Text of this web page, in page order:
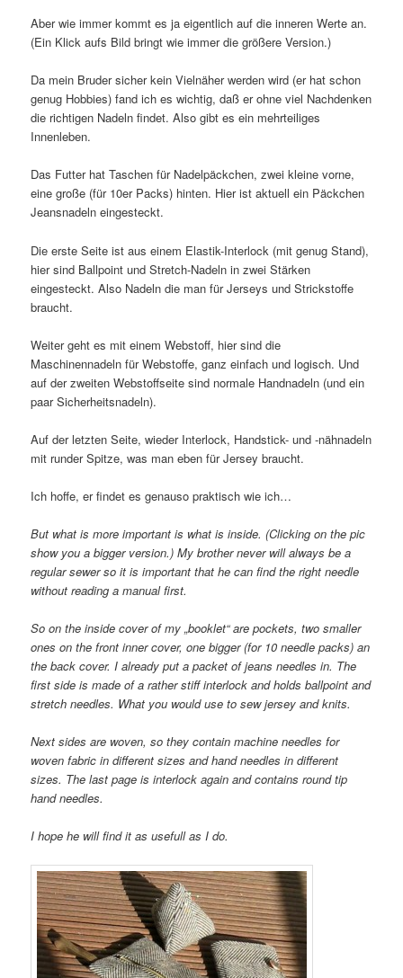
Aber wie immer kommt es ja eigentlich auf die inneren Werte an.
(Ein Klick aufs Bild bringt wie immer die größere Version.)
Da mein Bruder sicher kein Vielnäher werden wird (er hat schon
genug Hobbies) fand ich es wichtig, daß er ohne viel Nachdenken
die richtigen Nadeln findet. Also gibt es ein mehrteiliges
Innenleben.
Das Futter hat Taschen für Nadelpäckchen, zwei kleine vorne,
eine große (für 10er Packs) hinten. Hier ist aktuell ein Päckchen
Jeansnadeln eingesteckt.
Die erste Seite ist aus einem Elastik-Interlock (mit genug Stand),
hier sind Ballpoint und Stretch-Nadeln in zwei Stärken
eingesteckt. Also Nadeln die man für Jerseys und Strickstoffe
braucht.
Weiter geht es mit einem Webstoff, hier sind die
Maschinennadeln für Webstoffe, ganz einfach und logisch. Und
auf der zweiten Webstoffseite sind normale Handnadeln (und ein
paar Sicherheitsnadeln).
Auf der letzten Seite, wieder Interlock, Handstick- und -nähnadeln
mit runder Spitze, was man eben für Jersey braucht.
Ich hoffe, er findet es genauso praktisch wie ich…
But what is more important is what is inside. (Clicking on the pic
show you a bigger version.) My brother never will always be a
regular sewer so it is important that he can find the right needle
without reading a manual first.
So on the inside cover of my „booklet“ are pockets, two smaller
ones on the front inner cover, one bigger (for 10 needle packs) an
the back cover. I already put a packet of jeans needles in. The
first side is made of a rather stiff interlock and holds ballpoint and
stretch needles. What you would use to sew jersey and knits.
Next sides are woven, so they contain machine needles for
woven fabric in different sizes and hand needles in different
sizes. The last page is interlock again and contains round tip
hand needles.
I hope he will find it as usefull as I do.